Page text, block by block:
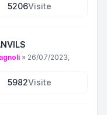
5206Visite
» 26/07/2023,
5982Visite